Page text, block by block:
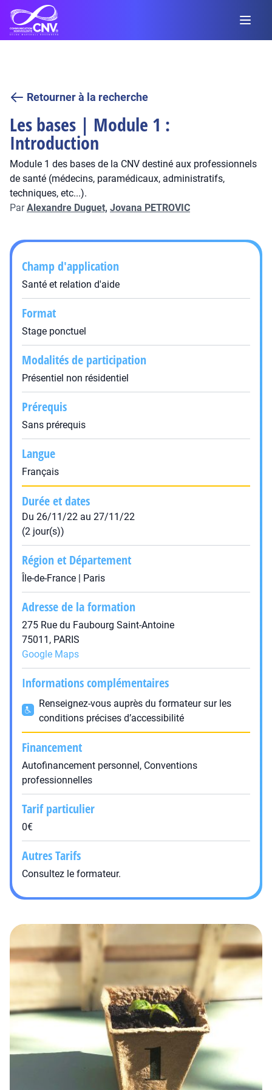
Retourner à la recherche
Les bases | Module 1 :
Introduction
Module 1 des bases de la CNV destiné aux professionnels
de santé (médecins, paramédicaux, administratifs,
techniques, etc...).
ParAlexandre Duguet, Jovana PETROVIC
Champ d'application
Santé et relation d'aide
Format
Stage ponctuel
Modalités de participation
Présentiel non résidentiel
Prérequis
Sans prérequis
Langue
Français
Durée et dates
Du 26/11/22 au 27/11/22
(2 jour(s))
Région et Département
Île-de-France | Paris
Adresse de la formation
275 Rue du Faubourg Saint-Antoine
75011, PARIS
Google Maps
Informations complémentaires
Renseignez-vous auprès du formateur sur les
conditions précises d’accessibilité
Financement
Autofinancement personnel, Conventions
professionnelles
Tarif particulier
0€
Autres Tarifs
Consultez le formateur.